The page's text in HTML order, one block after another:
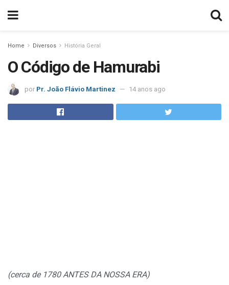
Home Diversos História Geral
O Código de Hamurabi
por Pr. João Flávio Martinez 14 anos ago
(cerca de 1780 ANTES DA NOSSA ERA)